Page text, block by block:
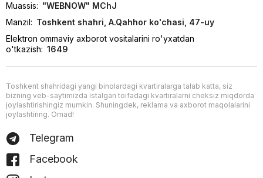
Muassis: "WEBNOW" MChJ
Manzil: Toshkent shahri, A.Qahhor ko'chasi, 47-uy
Elektron ommaviy axborot vositalarini ro'yxatdan
o'tkazish: 1649
Toshkent shahridagi yangi binolardagi kvartiralarga talab katta, siz
bizning veb-saytimizda istalgan toifadagi kvartiralarni cheksiz miqdorda
joylashtirishingiz mumkin. Shuningdek, reklama va axborot maqolalarini
joylashtiring. Omad!
Telegram
Facebook